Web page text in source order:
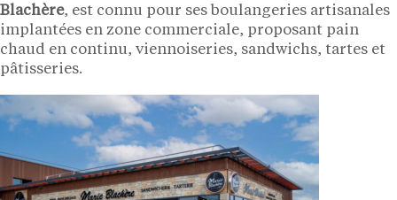
Blachère, est connu pour ses boulangeries artisanales
implantées en zone commerciale, proposant pain
chaud en continu, viennoiseries, sandwichs, tartes et
pâtisseries.